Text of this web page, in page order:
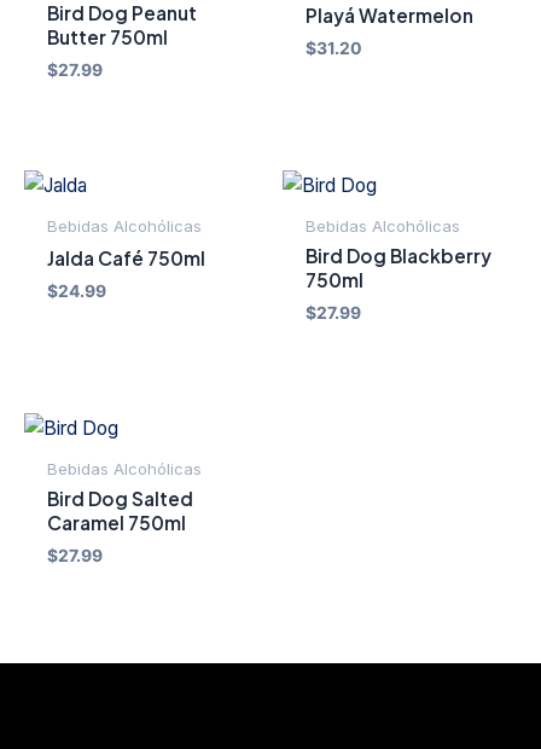
Bird Dog Peanut
Butter 750ml
$27.99
Playá Watermelon
$31.20
Bebidas Alcohólicas
Jalda Café 750ml
$24.99
Bebidas Alcohólicas
Bird Dog Blackberry
750ml
$27.99
Bebidas Alcohólicas
Bird Dog Salted
Caramel 750ml
$27.99